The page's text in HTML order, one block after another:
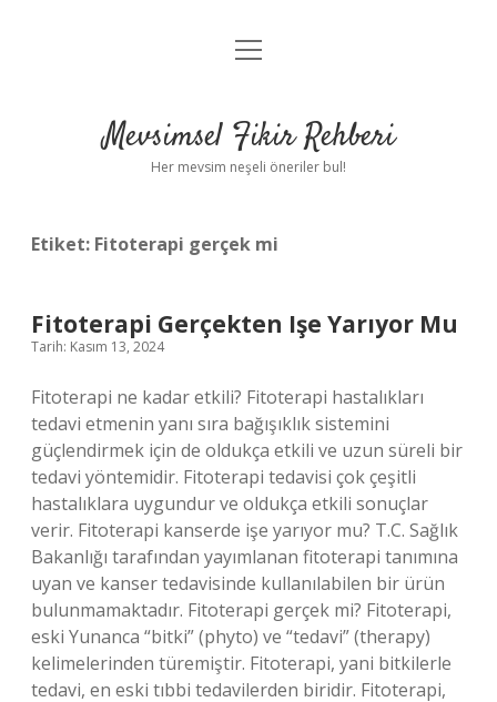
Anasayfa
Yasal Uyarı
menüyü
Mevsimsel Fikir Rehberi
Her mevsim neşeli öneriler bul!
Etiket: Fitoterapi gerçek mi
Fitoterapi Gerçekten Işe Yarıyor Mu
Tarih: Kasım 13, 2024
Fitoterapi ne kadar etkili? Fitoterapi hastalıkları
tedavi etmenin yanı sıra bağışıklık sistemini
güçlendirmek için de oldukça etkili ve uzun süreli bir
tedavi yöntemidir. Fitoterapi tedavisi çok çeşitli
hastalıklara uygundur ve oldukça etkili sonuçlar
verir. Fitoterapi kanserde işe yarıyor mu? T.C. Sağlık
Bakanlığı tarafından yayımlanan fitoterapi tanımına
uyan ve kanser tedavisinde kullanılabilen bir ürün
bulunmamaktadır. Fitoterapi gerçek mi? Fitoterapi,
eski Yunanca “bitki” (phyto) ve “tedavi” (therapy)
kelimelerinden türemiştir. Fitoterapi, yani bitkilerle
tedavi, en eski tıbbi tedavilerden biridir. Fitoterapi,